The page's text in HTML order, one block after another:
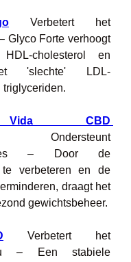
Verbetert het
Glyco Forte verhoogt
cholesterol en
'slechte' LDL-
CBD
– Door de
te verbeteren en de
draagt het
gewichtsbeheer.
Verbetert het
– Een stabiele